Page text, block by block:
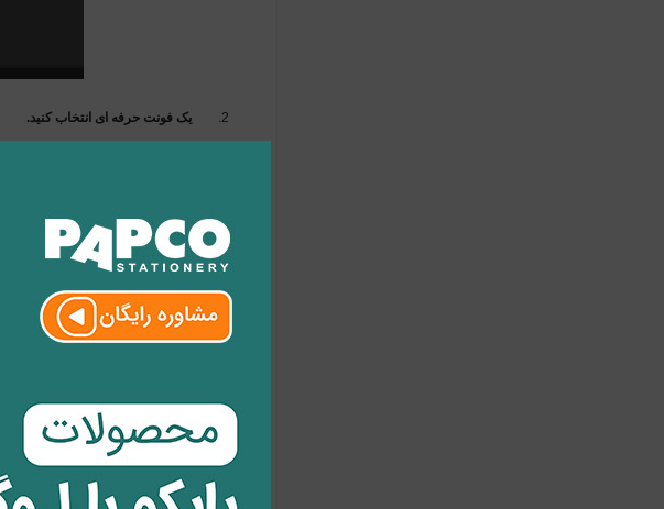
یک فونت حرفه ای انتخاب کنید.
در حال حاضر بیشتر سرویس های
وجود برای یک ایمیل رسمی، محافظه
ـ ایمیل خود را در سایز فونتی که
،